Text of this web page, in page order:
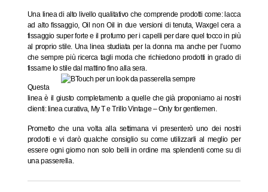
Una linea di alto livello qualitativo che comprende prodotti come: lacca
ad alto fissaggio, Oil non Oil in due versioni di tenuta, Waxgel cera a
fissaggio super forte e il profumo per i capelli per dare quel tocco in più
al proprio stile. Una linea studiata per la donna ma anche per l’uomo
che sempre più ricerca tagli moda che richiedono prodotti in grado di
fissarne lo stile dal mattino fino alla sera.
Questa
linea è il giusto completamento a quelle che già proponiamo ai nostri
clienti: linea curativa, My T e Trillo Vintage – Only for gentlemen.
Prometto che una volta alla settimana vi presenterò uno dei nostri
prodotti e vi darò qualche consiglio su come utilizzarli al meglio per
essere ogni giorno non solo belli in ordine ma splendenti come su di
una passerella.